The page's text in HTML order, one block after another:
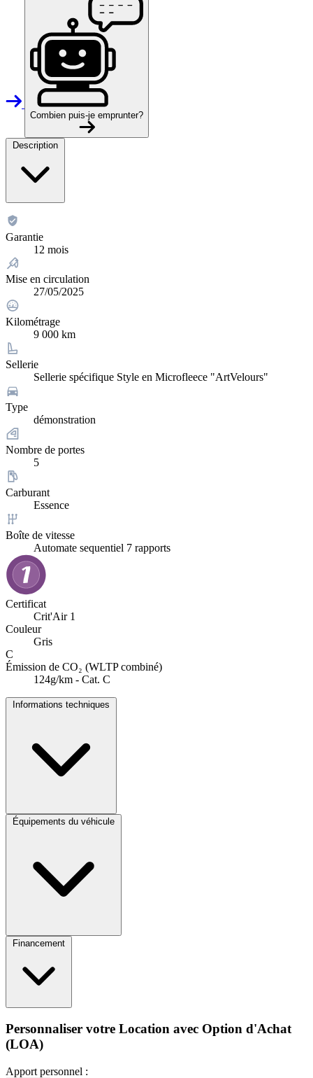
Combien puis-je emprunter?
Description
Garantie
12 mois
Mise en circulation
27/05/2025
Kilométrage
9 000 km
Sellerie
Sellerie spécifique Style en Microfleece "ArtVelours"
Type
démonstration
Nombre de portes
5
Carburant
Essence
Boîte de vitesse
Automate sequentiel 7 rapports
Certificat
Crit'Air 1
Couleur
Gris
C
Émission de CO₂ (WLTP combiné)
124g/km - Cat. C
Informations techniques
Équipements du véhicule
Financement
Personnaliser votre Location avec Option d'Achat
(LOA)
Apport personnel :